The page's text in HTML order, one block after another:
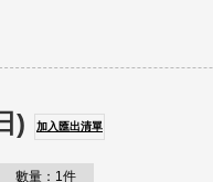
) 加入匯出清單
數量：1件